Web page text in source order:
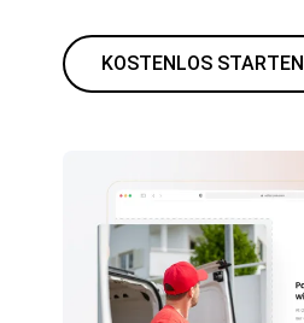
KOSTENLOS STARTEN